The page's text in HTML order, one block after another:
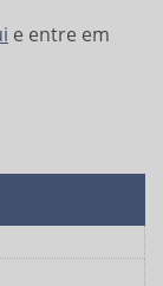
e entre em